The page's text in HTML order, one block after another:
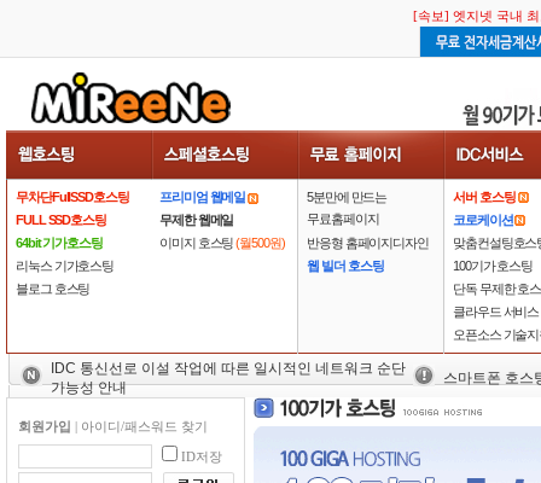
[속보] 엣지넷 국내
무차단FullSSD호스팅
FULL SSD호스팅
64bit 기가호스팅
리눅스 기가호스팅
블로그 호스팅
프리미엄 웹메일
무제한 웹메일
이미지 호스팅(월500원)
5분만에 만드는
무료홈페이지
반응형 홈페이지디자인
웹 빌더 호스팅
서버 호스팅
코로케이션
맞춤컨설팅호스
100기가 호스팅
단독 무제한 호
클라우드 서비스
오픈소스 기술
IDC 통신선로 이설 작업에 따른 일시적인 네트워크 순단
가능성 안내
스마트폰 호스
회원가입 | 아이디/패스워드 찾기
ID저장